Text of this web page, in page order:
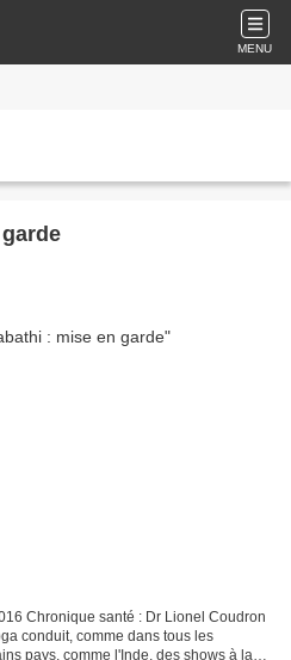
MENU
Chronique santé : Dr Lionel Coudron
conduit, comme dans tous les
pays, comme l'Inde, des shows à la